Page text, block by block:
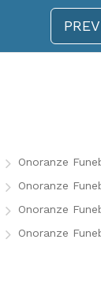
Onoranze
Onoranze
Onoranze
Onoranze